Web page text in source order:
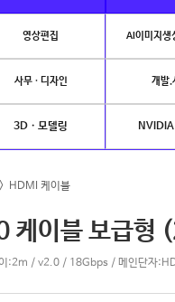
영상편집 AI이미지생
사무 · 디자인 개발.
3D · 모델링
> HDMI 케이블
케이블 보급형
:2m / v2.0 / 18Gbps / 메인단자